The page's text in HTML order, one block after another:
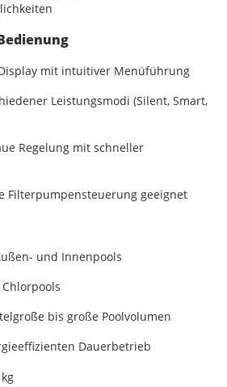
mit intuitiver Menüführung
Leistungsmodi (Silent, Smart,
Regelung mit schneller
Filterpumpensteuerung geeignet
und Innenpools
bis große Poolvolumen
Dauerbetrieb